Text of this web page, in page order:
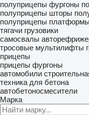
полуприцепы фургоны
полуприцепы шторы
полуприцепы платформы
тягачи грузовики
самосвалы
тросовые мультилифты
прицепы
прицепы фургоны
автомобили
техника для бетона
автобетоносмесители
Марка